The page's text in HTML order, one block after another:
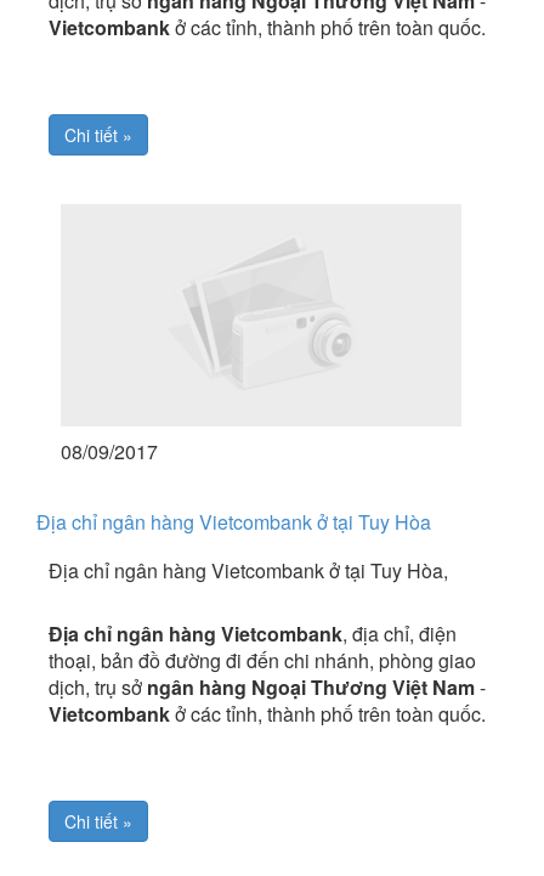
Vietcombankở các tỉnh, thành phố trên toàn quốc.
Chi tiết »
08/09/2017
Địa chỉ ngân hàng Vietcombank ở tại Tuy Hòa
Địa chỉ ngân hàng Vietcombank ở tại Tuy Hòa,
Địa chỉ ngân hàng Vietcombank, địa chỉ, điện
thoại, bản đồ đường đi đến chi nhánh, phòng giao
dịch, trụ sở ngân hàng Ngoại Thương Việt Nam-
Vietcombankở các tỉnh, thành phố trên toàn quốc.
Chi tiết »